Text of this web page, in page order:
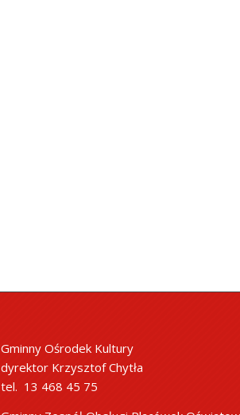
Gminny Ośrodek Kultury
dyrektor Krzysztof Chytła
tel. 13 468 45 75